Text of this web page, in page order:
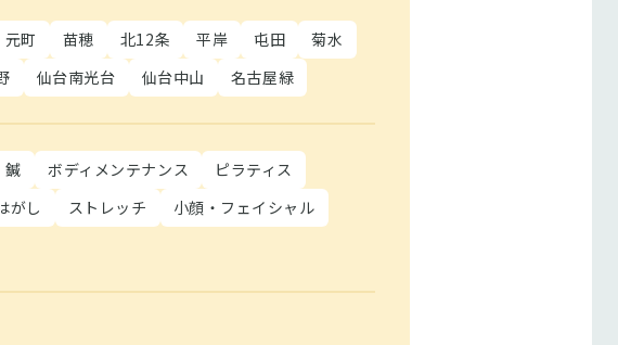
元町 苗穂 北12条 平岸 屯田
菊水
仙台南光台 仙台中山 名古屋緑
鍼 ボディメンテナンス
ピラティス
がし ストレッチ
小顔・フェイシャル